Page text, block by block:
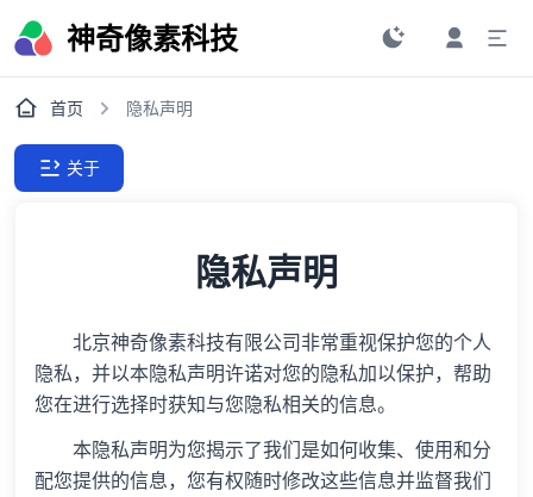
神奇像素科技
首页 隐私声明
关于
隐私声明
北京神奇像素科技有限公司非常重视保护您的个人
隐私，并以本隐私声明许诺对您的隐私加以保护，帮助
您在进行选择时获知与您隐私相关的信息。
本隐私声明为您揭示了我们是如何收集、使用和分
配您提供的信息，您有权随时修改这些信息并监督我们